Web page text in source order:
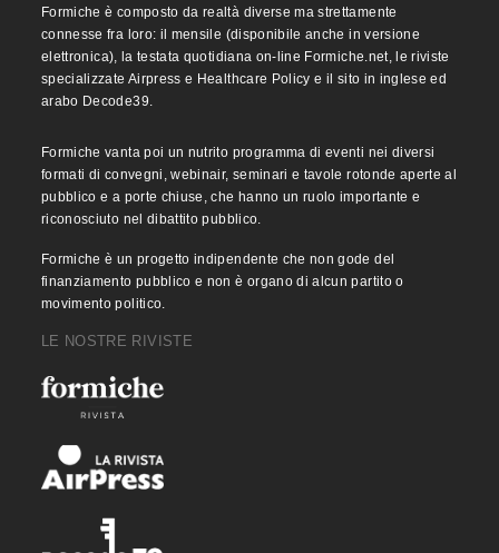
Formiche è composto da realtà diverse ma strettamente
connesse fra loro: il mensile (disponibile anche in versione
elettronica), la testata quotidiana on-line Formiche.net, le riviste
specializzate Airpress e Healthcare Policy e il sito in inglese ed
arabo Decode39.
Formiche vanta poi un nutrito programma di eventi nei diversi
formati di convegni, webinair, seminari e tavole rotonde aperte al
pubblico e a porte chiuse, che hanno un ruolo importante e
riconosciuto nel dibattito pubblico.
Formiche è un progetto indipendente che non gode del
finanziamento pubblico e non è organo di alcun partito o
movimento politico.
LE NOSTRE RIVISTE